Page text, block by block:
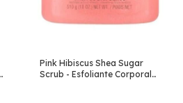
Pink Hibiscus Shea Sugar
Scrub - Esfoliante Corporal